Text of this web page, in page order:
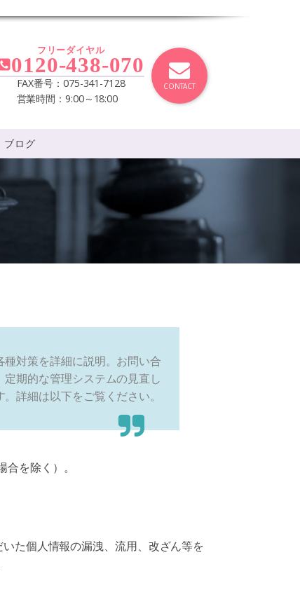
フリーダイヤル
0120-438-070
FAX番号：075-341-7128
営業時間：9:00～18:00
CONTACT
ブログ
対策を詳細に説明。お問い合
期的な管理システムの見直し
詳細は以下をご覧ください。
を除く）。
た個人情報の漏洩、流用、改ざん等を